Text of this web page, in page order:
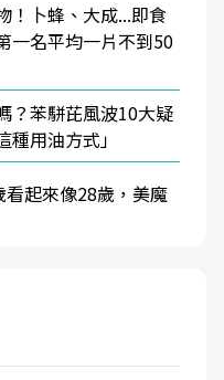
！卜蜂、大成...即食
一名平均一片不到50
？苯駢芘風波10大疑
用油方式」
起來像28歲，美魔